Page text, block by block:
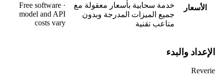
الأسعار
خدمة سحابية بأسعار معقولة مع
جميع الميزات المدرجة وبدون
متاعب تقنية
Free software ·
model and API
costs vary
الإعداد والبدء
Reverie